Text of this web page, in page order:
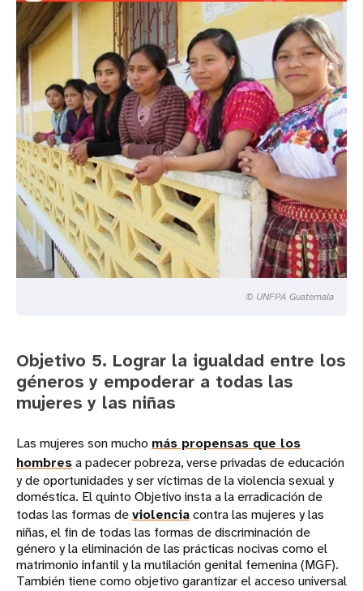
© UNFPA Guatemala
Objetivo 5. Lograr la igualdad entre los
géneros y empoderar a todas las
mujeres y las niñas
Las mujeres son mucho más propensas que los
hombresa padecer pobreza, verse privadas de educación
y de oportunidades y ser víctimas de la violencia sexual y
doméstica. El quinto Objetivo insta a la erradicación de
todas las formas deviolenciacontra las mujeres y las
niñas, el fin de todas las formas de discriminación de
género y la eliminación de las prácticas nocivas como el
matrimonio infantil y la mutilación genital femenina (MGF).
También tiene como objetivo garantizar el acceso universal